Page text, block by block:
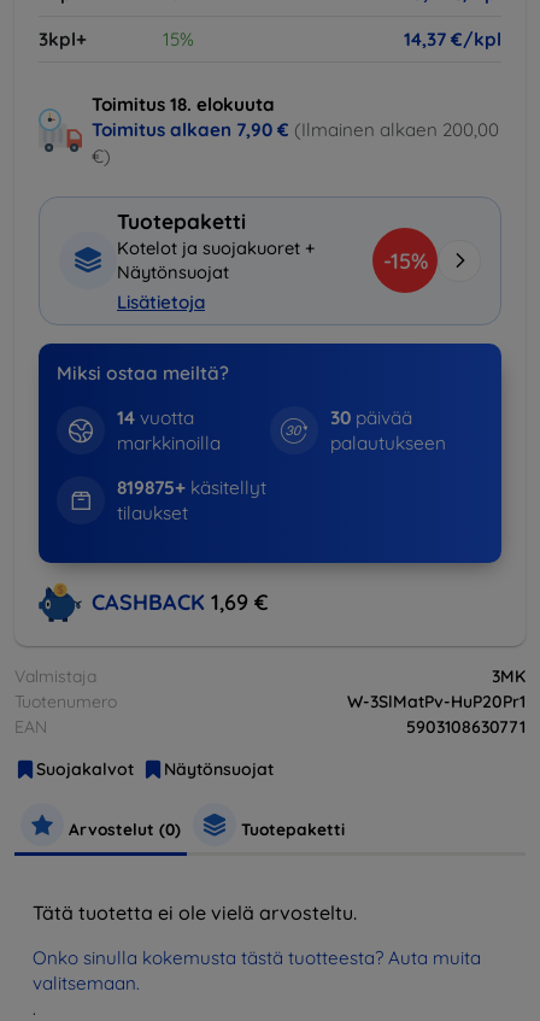
3kpl+
15% 14,37 €/kpl
Toimitus 18. elokuuta
Toimitus alkaen 7,90 € (Ilmainen alkaen 200,00
€)
Tuotepaketti
Kotelot ja suojakuoret +
Näytönsuojat
Lisätietoja
-15%
Miksi ostaa meiltä?
14vuotta
markkinoilla
30 päivää
palautukseen
819875+käsitellyt
tilaukset
CASHBACK 1,69 €
Valmistaja
3MK
Tuotenumero
W-3SlMatPv-HuP20Pr1
EAN
5903108630771
Suojakalvot
Näytönsuojat
Arvostelut (0) Tuotepaketti
Tätä tuotetta ei ole vielä arvosteltu.
Onko sinulla kokemusta tästä tuotteesta? Auta muita
valitsemaan.
.